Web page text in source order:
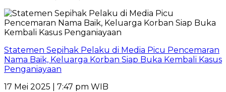
Statemen Sepihak Pelaku di Media Picu Pencemaran
Nama Baik, Keluarga Korban Siap Buka Kembali Kasus
Penganiayaan
17 Mei 2025 | 7:47 pm WIB